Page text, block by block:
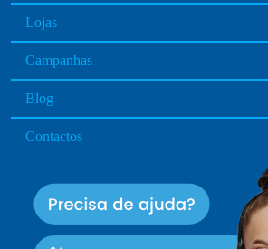
t
i
o
n
s
a
Lojas
Campanhas
Blog
Contactos